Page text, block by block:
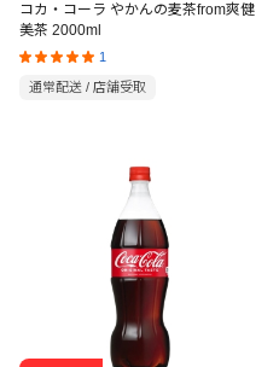
コカ・コーラ やかんの麦茶from爽健
美茶 2000ml
1
通常配送 / 店舗受取